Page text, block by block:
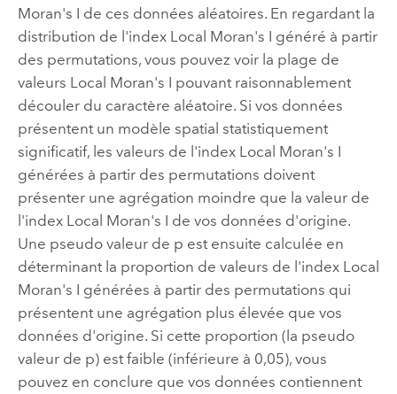
Moran's I de ces données aléatoires. En regardant la
distribution de l'index Local Moran's I généré à partir
des permutations, vous pouvez voir la plage de
valeurs Local Moran's I pouvant raisonnablement
découler du caractère aléatoire. Si vos données
présentent un modèle spatial statistiquement
significatif, les valeurs de l'index Local Moran's I
générées à partir des permutations doivent
présenter une agrégation moindre que la valeur de
l'index Local Moran's I de vos données d'origine.
Une pseudo valeur de p est ensuite calculée en
déterminant la proportion de valeurs de l'index Local
Moran's I générées à partir des permutations qui
présentent une agrégation plus élevée que vos
données d'origine. Si cette proportion (la pseudo
valeur de p) est faible (inférieure à 0,05), vous
pouvez en conclure que vos données contiennent